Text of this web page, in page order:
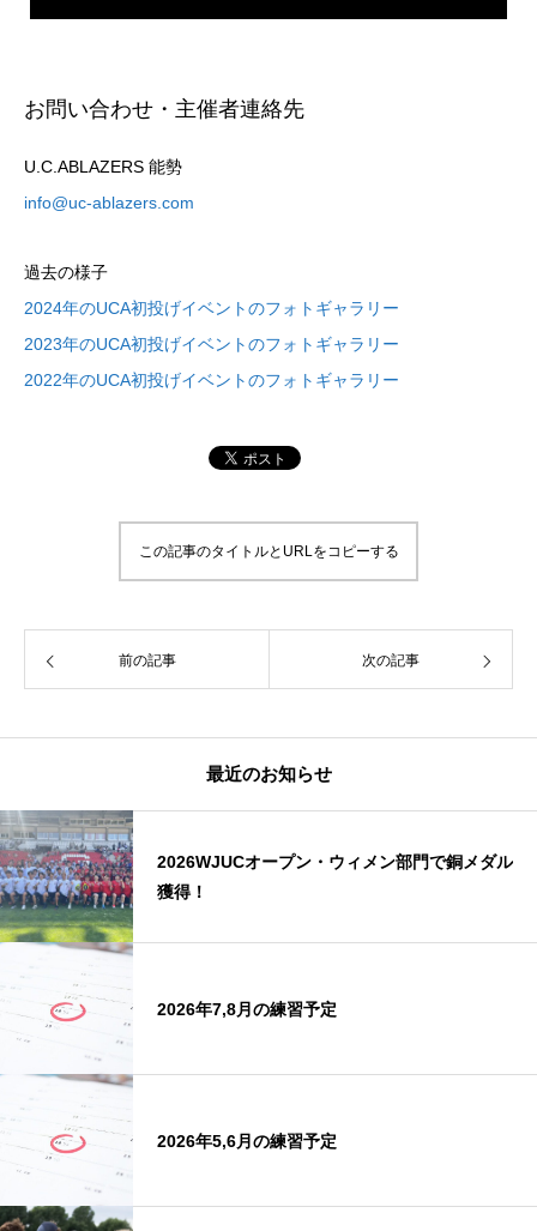
お問い合わせ・主催者連絡先
U.C.ABLAZERS 能勢
info@uc-ablazers.com
過去の様子
2024年のUCA初投げイベントのフォトギャラリー
2023年のUCA初投げイベントのフォトギャラリー
2022年のUCA初投げイベントのフォトギャラリー
この記事のタイトルとURLをコピーする
前の記事 次の記事
最近のお知らせ
2026WJUCオープン・ウィメン部門で銅メダル
獲得！
2026年7,8月の練習予定
2026年5,6月の練習予定